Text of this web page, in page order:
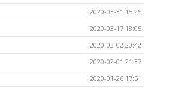
2020-03-31 15:25
2020-03-17 18:05
2020-03-02 20:42
2020-02-01 21:37
2020-01-26 17:51